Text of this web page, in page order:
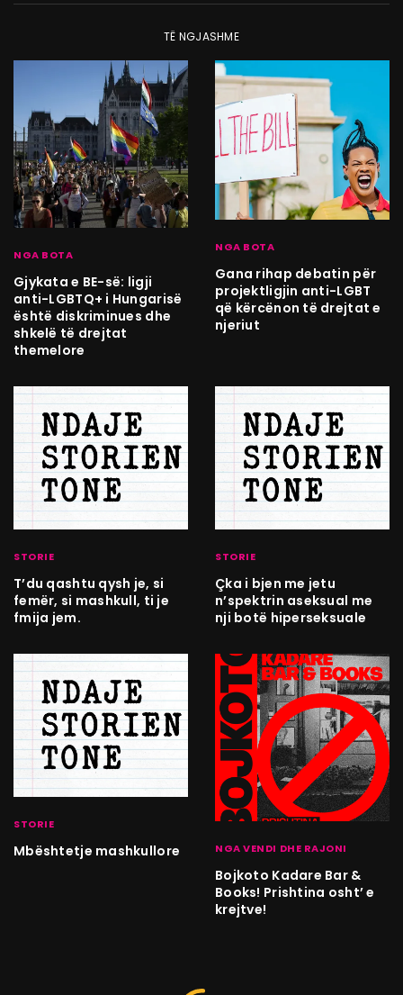
TË NGJASHME
NGA BOTA
Gjykata e BE-së: ligji
anti-LGBTQ+ i Hungarisë
është diskriminues dhe
shkelë të drejtat
themelore
NGA BOTA
Gana rihap debatin për
projektligjin anti-LGBT
që kërcënon të drejtat e
njeriut
STORIE
T’du qashtu qysh je, si
femër, si mashkull, ti je
fmija jem.
STORIE
Çka i bjen me jetu
n’spektrin aseksual me
nji botë hiperseksuale
STORIE
Mbështetje mashkullore NGA VENDI DHE RAJONI
Bojkoto Kadare Bar &
Books! Prishtina osht’ e
krejtve!